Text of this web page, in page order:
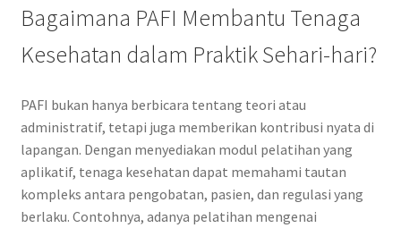
Bagaimana PAFI Membantu Tenaga
Kesehatan dalam Praktik Sehari-hari?
PAFI bukan hanya berbicara tentang teori atau
administratif, tetapi juga memberikan kontribusi nyata di
lapangan. Dengan menyediakan modul pelatihan yang
aplikatif, tenaga kesehatan dapat memahami tautan
kompleks antara pengobatan, pasien, dan regulasi yang
berlaku. Contohnya, adanya pelatihan mengenai